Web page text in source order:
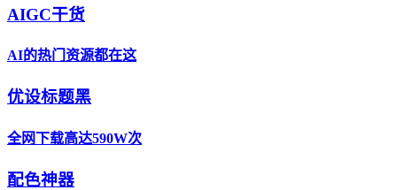
AIGC干货
AI的热门资源都在这
优设标题黑
全网下载高达590W次
配色神器